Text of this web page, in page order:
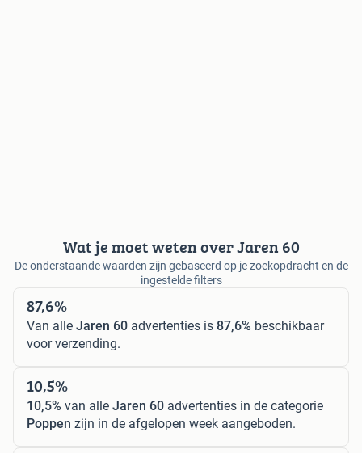
Wat je moet weten over Jaren 60
De onderstaande waarden zijn gebaseerd op je zoekopdracht en de
ingestelde filters
87,6%
Van alle Jaren 60 advertenties is 87,6% beschikbaar
voor verzending.
10,5%
10,5% van alle Jaren 60 advertenties in de categorie
Poppen zijn in de afgelopen week aangeboden.